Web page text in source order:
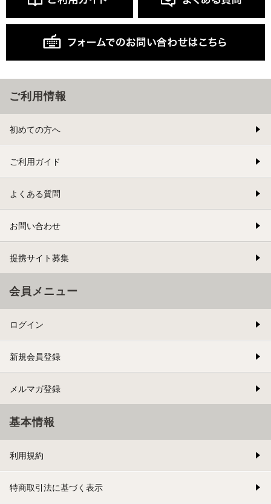
ご利用情報
初めての方へ
ご利用ガイド
よくある質問
お問い合わせ
提携サイト募集
会員メニュー
ログイン
新規会員登録
メルマガ登録
基本情報
利用規約
特商取引法に基づく表示